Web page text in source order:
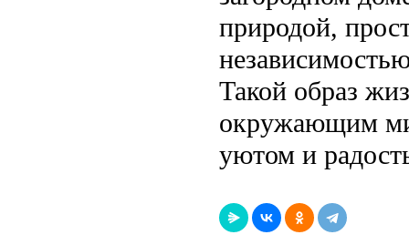
природой,
Такой образ
окружающим
уютом и